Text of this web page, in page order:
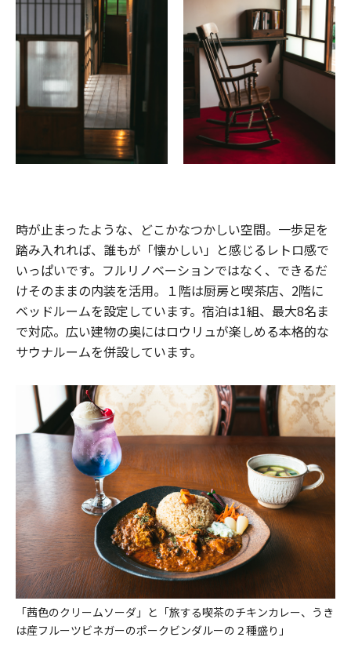
時が止まったような、どこかなつかしい空間。一歩足を
踏み入れれば、誰もが「懐かしい」と感じるレトロ感で
いっぱいです。フルリノベーションではなく、できるだ
けそのままの内装を活用。１階は厨房と喫茶店、2階に
ベッドルームを設定しています。宿泊は1組、最大8名ま
で対応。広い建物の奥にはロウリュが楽しめる本格的な
サウナルームを併設しています。
「茜色のクリームソーダ」と「旅する喫茶のチキンカレー、うき
は産フルーツビネガーのポークビンダルーの２種盛り」